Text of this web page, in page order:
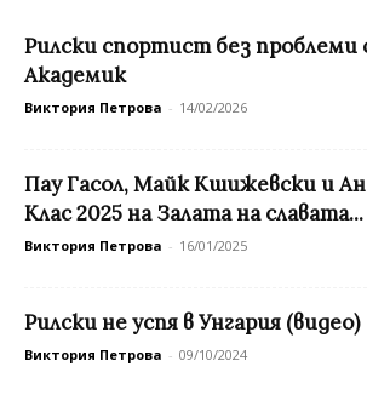
Рилски спортист без проблеми
Академик
Виктория Петрова - 14/02/2026
Пау Гасол, Майк Кшижевски и
Клас 2025 на Залата на славата...
Виктория Петрова - 16/01/2025
Рилски не успя в Унгария (видео)
Виктория Петрова - 09/10/2024